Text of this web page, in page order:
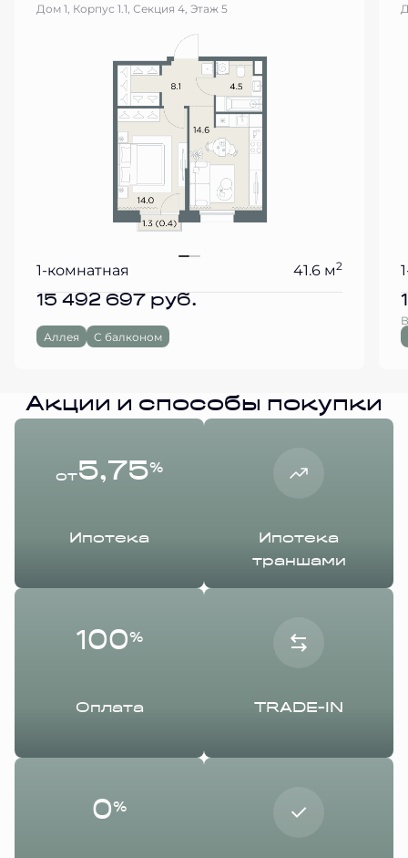
Дом 1, Корпус 1.1, Секция 4, Этаж 5
1-комнатная 41.6 м2
15 492 697 руб.
Аллея С балконом
Акции и способы покупки
от5,75%
Ипотека
Ипотека
траншами
100%
Оплата TRADE-IN
0%